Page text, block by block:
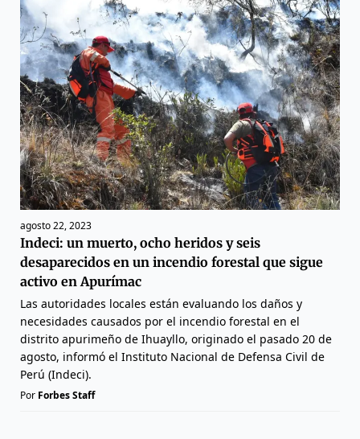
agosto 22, 2023
Indeci: un muerto, ocho heridos y seis
desaparecidos en un incendio forestal que sigue
activo en Apurímac
Las autoridades locales están evaluando los daños y
necesidades causados por el incendio forestal en el
distrito apurimeño de Ihuayllo, originado el pasado 20 de
agosto, informó el Instituto Nacional de Defensa Civil de
Perú (Indeci).
Por Forbes Staff